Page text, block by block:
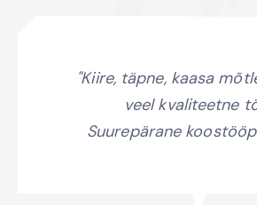
"Kiire, täpne, kaasa
veel kvaliteetne
Suurepärane